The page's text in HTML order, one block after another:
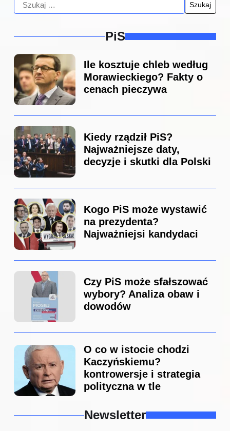
PiS
Ile kosztuje chleb według
Morawieckiego? Fakty o
cenach pieczywa
Kiedy rządził PiS?
Najważniejsze daty,
decyzje i skutki dla Polski
Kogo PiS może wystawić
na prezydenta?
Najważniejsi kandydaci
Czy PiS może sfałszować
wybory? Analiza obaw i
dowodów
O co w istocie chodzi
Kaczyńskiemu?
kontrowersje i strategia
polityczna w tle
Newsletter